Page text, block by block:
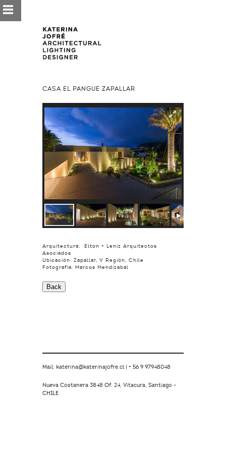
CASA EL PANGUE ZAPALLAR
Arquitectura: Elton + Leniz Arquitectos
Asociados
Ubicación: Zapallar, V Región, Chile
Fotografía: Marcos Mendizabal
Mail: katerina@katerinajofre.cl | + 56 9 97948048
Nueva Costanera 3848 Of. 24, Vitacura, Santiago -
CHILE